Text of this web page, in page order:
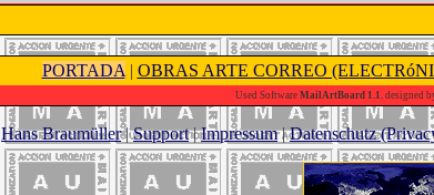
PORTADA | OBRAS ARTE CORREO
Used Software MailArtBoard 1.1. designed
Hans Braumüller|Support|Impressum|Datenschutz